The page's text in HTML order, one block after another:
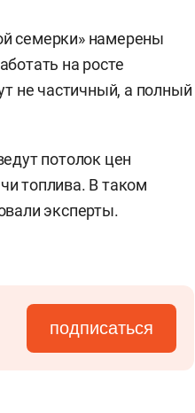
семерки» намерены
на росте
не частичный, а полный
потолок цен
топлива. В таком
эксперты.
подписаться